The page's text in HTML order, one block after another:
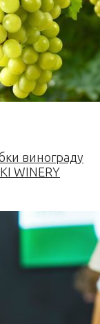
винограду
WINERY